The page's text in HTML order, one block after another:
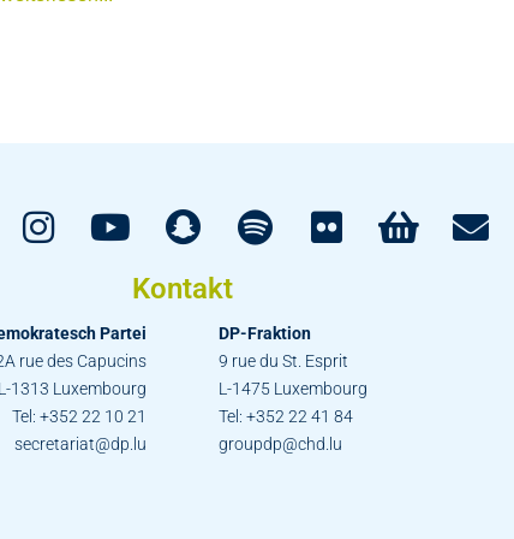
Kontakt
Partei
rue des Capucins
1313 Luxembourg
Tel: +352 22 10 21
secretariat@dp.lu
DP-Fraktion
9 rue du St. Esprit
L-1475 Luxembourg
Tel: +352 22 41 84
groupdp@chd.lu